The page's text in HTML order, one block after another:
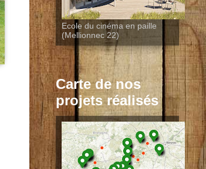
Ecole du cinéma en paille
(Mellionnec 22)
Carte de nos
projets réalisés